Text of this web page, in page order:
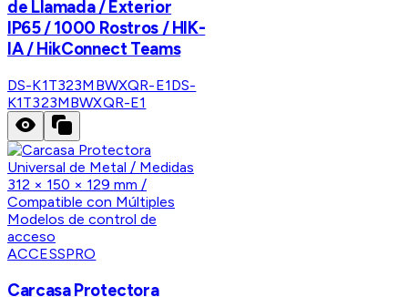
de Llamada / Exterior
IP65 / 1000 Rostros / HIK-
IA / HikConnect Teams
DS-K1T323MBWXQR-E1DS-
K1T323MBWXQR-E1
ACCESSPRO
Carcasa Protectora